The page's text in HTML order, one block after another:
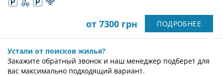
от 7300 грн ПОДРОБНЕЕ
Устали от поисков жилья?
Закажите обратный звонок и наш менеджер подберет для
вас максимально подходящий вариант.